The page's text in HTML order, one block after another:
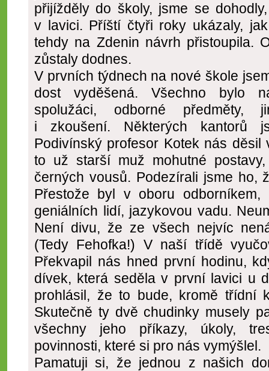
přijížděly do školy, jsme se
v lavici. Příští čtyři roky ukázaly,
tehdy na Zdenin návrh přistoupila.
zůstaly dodnes.
V prvních týdnech na nové škole
dost vyděšená. Všechno bylo
spolužáci, odborné předměty,
i zkoušení. Některých kantorů
Podivínský profesor Kotek nás děsil
to už starší muž mohutné
černých vousů. Podezírali jsme ho,
Přestože byl v oboru
geniálních lidí, jazykovou vadu.
Není divu, že ze všech nejvíc
(Tedy Fehofka!) V naší třídě
Překvapil nás hned první hodinu,
dívek, která seděla v první lavici u
prohlásil, že to bude, kromě třídní
Skutečně ty dvě chudinky musely
všechny jeho příkazy, úkoly,
povinnosti, které si pro nás vymýšlel.
Pamatuji si, že jednou z našich